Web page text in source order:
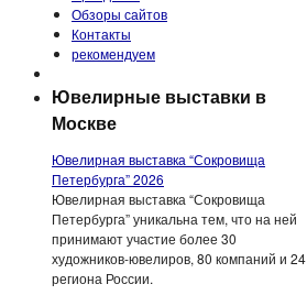
Обзоры сайтов
Контакты
рекомендуем
Ювелирные выставки в
Москве
Ювелирная выставка “Сокровища
Петербурга” 2026
Ювелирная выставка “Сокровища
Петербурга” уникальна тем, что на ней
принимают участие более 30
художников-ювелиров, 80 компаний и 24
региона России.